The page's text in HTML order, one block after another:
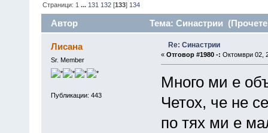
Страници: 1 ... 131 132 [133] 134
Автор Тема: Синастрии
Лисана
Sr. Member
Публикации: 443
Re: Синастрии
« Отговор #1980 -: Октомври 02,
Много ми е
Четох, че не
по тях ми е